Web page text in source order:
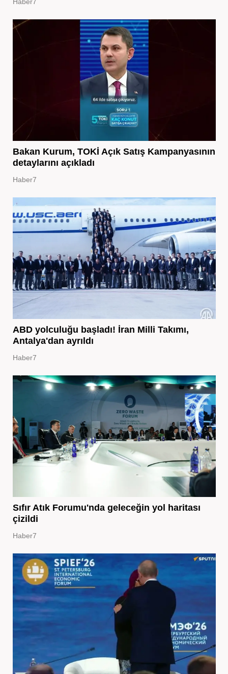
Bakan Kurum, TOKİ Açık Satış Kampanyasının
detaylarını açıkladı
Haber7
ABD yolculuğu başladı! İran Milli Takımı,
Antalya'dan ayrıldı
Haber7
Sıfır Atık Forumu'nda geleceğin yol haritası
çizildi
Haber7